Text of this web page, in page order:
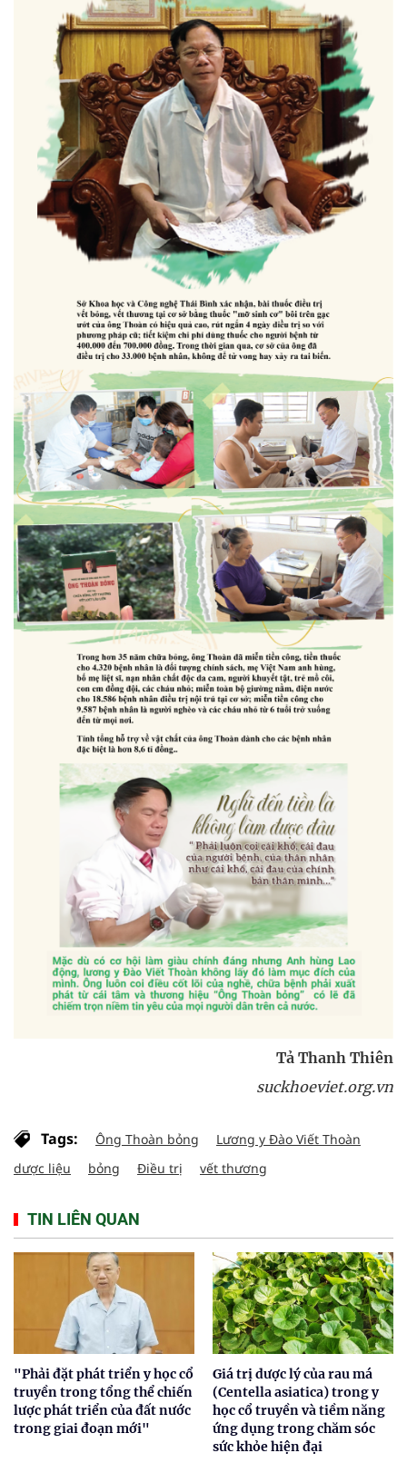
Tả Thanh Thiên
suckhoeviet.org.vn
Tags: Ông Thoàn bỏng
Lương y Đào Viết Thoàn
dược liệu
bỏng Điều trị vết thương
TIN LIÊN QUAN
"Phải đặt phát triển y học cổ
truyền trong tổng thể chiến
lược phát triển của đất nước
trong giai đoạn mới"
Giá trị dược lý của rau má
(Centella asiatica) trong y
học cổ truyền và tiềm năng
ứng dụng trong chăm sóc
sức khỏe hiện đại